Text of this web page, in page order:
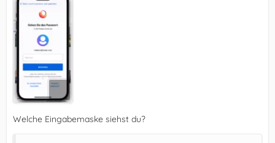
Welche Eingabemaske siehst du?